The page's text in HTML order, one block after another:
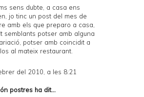
sens dubte, a casa ens
jo tinc un post del mes de
amb els que preparo a casa,
semblants potser amb alguna
potser amb coincidit a
al mateix restaurant.
del 2010, a les 8:21
postres ha dit...